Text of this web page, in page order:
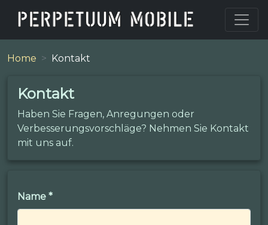
Home Kontakt
Kontakt
Haben Sie Fragen, Anregungen oder
Verbesserungsvorschläge? Nehmen Sie Kontakt
mit uns auf.
Name *